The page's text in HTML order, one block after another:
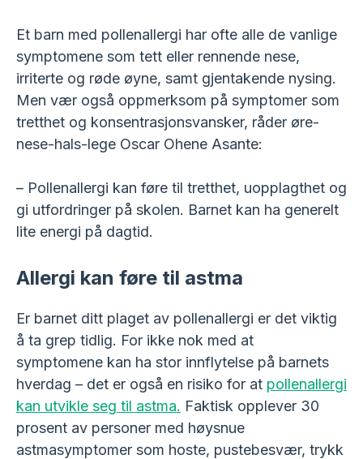
Et barn med pollenallergi har ofte alle de vanlige
symptomene som tett eller rennende nese,
irriterte og røde øyne, samt gjentakende nysing.
Men vær også oppmerksom på symptomer som
tretthet og konsentrasjonsvansker, råder øre-
nese-hals-lege Oscar Ohene Asante:
– Pollenallergi kan føre til tretthet, uopplagthet og
gi utfordringer på skolen. Barnet kan ha generelt
lite energi på dagtid.
Allergi kan føre til astma
Er barnet ditt plaget av pollenallergi er det viktig
å ta grep tidlig. For ikke nok med at
symptomene kan ha stor innflytelse på barnets
hverdag – det er også en risiko for at pollenallergi
kan utvikle seg til astma. Faktisk opplever 30
prosent av personer med høysnue
astmasymptomer som hoste, pustebesvær, trykk